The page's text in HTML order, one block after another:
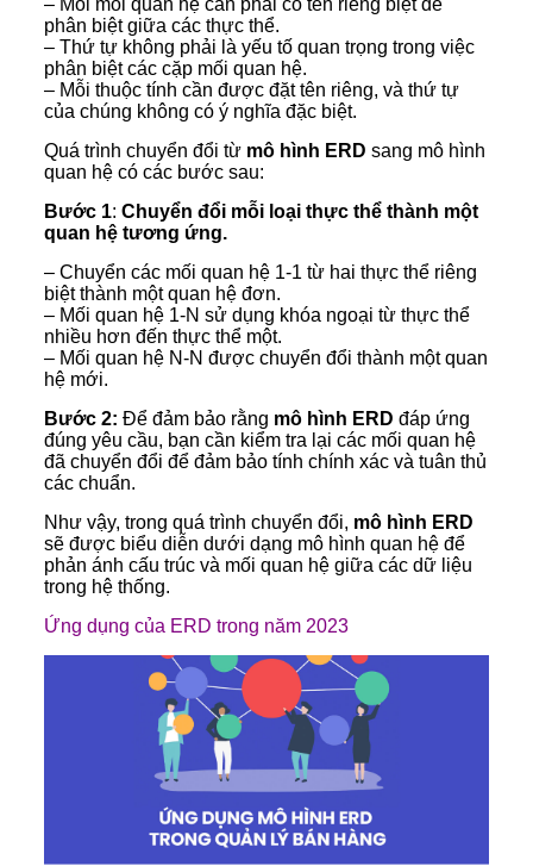
– Mỗi mối quan hệ cần phải có tên riêng biệt để
phân biệt giữa các thực thể.
– Thứ tự không phải là yếu tố quan trọng trong việc
phân biệt các cặp mối quan hệ.
– Mỗi thuộc tính cần được đặt tên riêng, và thứ tự
của chúng không có ý nghĩa đặc biệt.
Quá trình chuyển đổi từ mô hình ERD sang mô hình
quan hệ có các bước sau:
Bước 1: Chuyển đổi mỗi loại thực thể thành một
quan hệ tương ứng.
– Chuyển các mối quan hệ 1-1 từ hai thực thể riêng
biệt thành một quan hệ đơn.
– Mối quan hệ 1-N sử dụng khóa ngoại từ thực thể
nhiều hơn đến thực thể một.
– Mối quan hệ N-N được chuyển đổi thành một quan
hệ mới.
Bước 2: Để đảm bảo rằng mô hình ERD đáp ứng
đúng yêu cầu, bạn cần kiểm tra lại các mối quan hệ
đã chuyển đổi để đảm bảo tính chính xác và tuân thủ
các chuẩn.
Như vậy, trong quá trình chuyển đổi, mô hình ERD
sẽ được biểu diễn dưới dạng mô hình quan hệ để
phản ánh cấu trúc và mối quan hệ giữa các dữ liệu
trong hệ thống.
Ứng dụng của ERD trong năm 2023